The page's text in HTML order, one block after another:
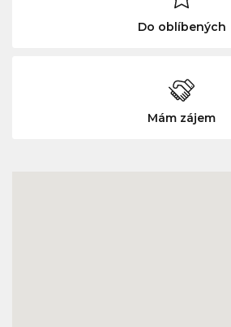
Do oblíbených
Mám zájem